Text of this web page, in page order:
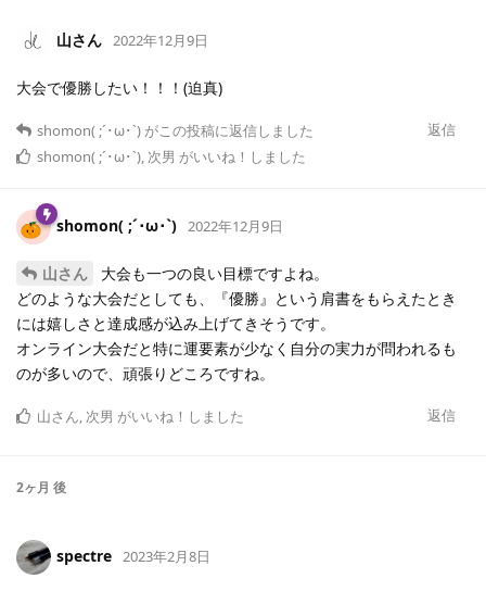
山さん 2022年12月9日
大会で優勝したい！！！(迫真)
返信
shomon( ;´･ω･`) がこの投稿に返信しました
shomon( ;´･ω･`), 次男 がいいね！しました
shomon( ;´･ω･`) 2022年12月9日
山さん
大会も一つの良い目標ですよね。
どのような大会だとしても、『優勝』という肩書をもらえたとき
には嬉しさと達成感が込み上げてきそうです。
オンライン大会だと特に運要素が少なく自分の実力が問われるも
のが多いので、頑張りどころですね。
返信
山さん, 次男 がいいね！しました
2ヶ月 後
spectre 2023年2月8日